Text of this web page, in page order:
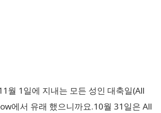
월 1일에 지내는 모든 성인 대축일(All
에서 유래 했으니까요.10월 31일은 All